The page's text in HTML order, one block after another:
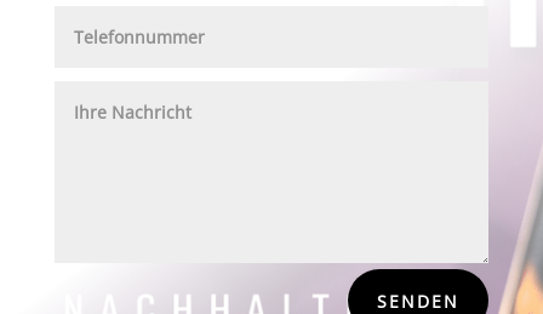
SENDEN